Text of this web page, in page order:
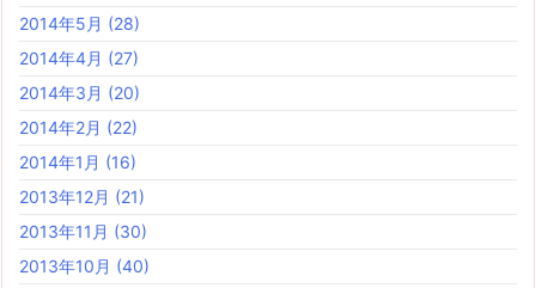
2014年5月 (28)
2014年4月 (27)
2014年3月 (20)
2014年2月 (22)
2014年1月 (16)
2013年12月 (21)
2013年11月 (30)
2013年10月 (40)